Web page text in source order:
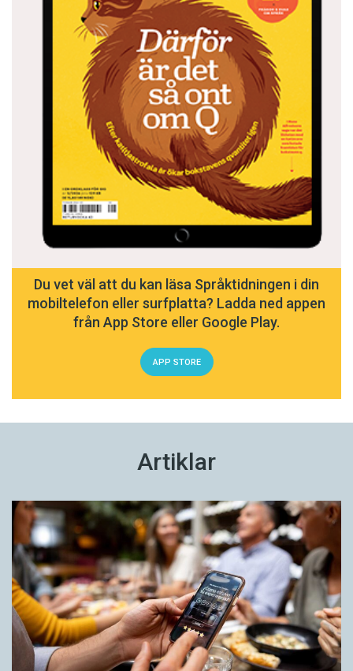
Du vet väl att du kan läsa Språktidningen i din
mobiltelefon eller surfplatta? Ladda ned appen
från App Store eller Google Play.
APP STORE
Artiklar